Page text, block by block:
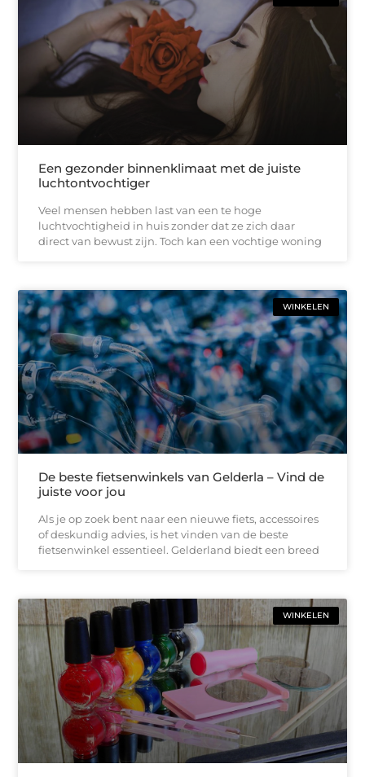
Een gezonder binnenklimaat met de juiste
luchtontvochtiger
Veel mensen hebben last van een te hoge
luchtvochtigheid in huis zonder dat ze zich daar
direct van bewust zijn. Toch kan een vochtige woning
WINKELEN
De beste fietsenwinkels van Gelderla – Vind de
juiste voor jou
Als je op zoek bent naar een nieuwe fiets, accessoires
of deskundig advies, is het vinden van de beste
fietsenwinkel essentieel. Gelderland biedt een breed
WINKELEN